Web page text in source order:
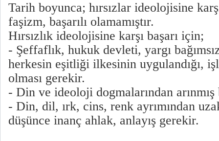
Tarih boyunca; hırsızlar ideolojisine
faşizm, başarılı olamamıştır.
Hırsızlık ideolojisine karşı başarı için;
- Şeffaflık, hukuk devleti, yargı
herkesin eşitliği ilkesinin uygulandığı,
olması gerekir.
- Din ve ideoloji dogmalarından
- Din, dil, ırk, cins, renk ayrımından
düşünce inanç ahlak, anlayış gerekir.